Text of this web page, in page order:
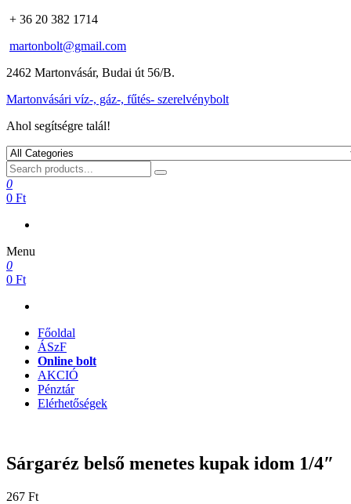
+ 36 20 382 1714
martonbolt@gmail.com
2462 Martonvásár, Budai út 56/B.
Martonvásári víz-, gáz-, fűtés- szerelvénybolt
Ahol segítségre talál!
0
0 Ft
Menu
0
0 Ft
Főoldal
ÁSzF
Online bolt
AKCIÓ
Pénztár
Elérhetőségek
Sárgaréz belső menetes kupak idom 1/4″
267 Ft